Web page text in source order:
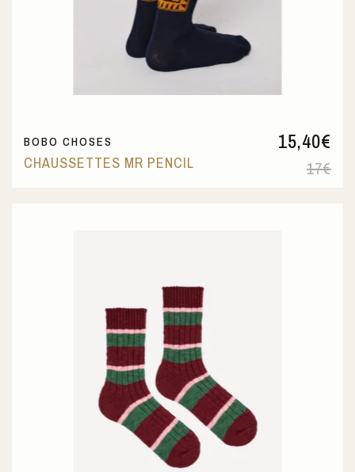
15,40€
17€
BOBO CHOSES
CHAUSSETTES MR PENCIL